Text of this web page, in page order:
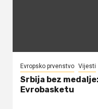
Evropsko prvenstvo Vijesti
Srbija bez
Evrobasketu